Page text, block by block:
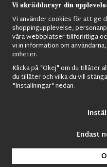
Nordens största utbud av
Militärutrustning,Ordningsvakt
Vintage Army kläder,
Vi skräddarsyr din
Vi använder cookies för att ge
shoppingupplevelse,
våra webbplatser tillförlitliga
vi in information om
enheter.
Klicka på "Okej" om du tillåter
du tillåter och vilka du vill
"Inställningar" nedan.
Endast